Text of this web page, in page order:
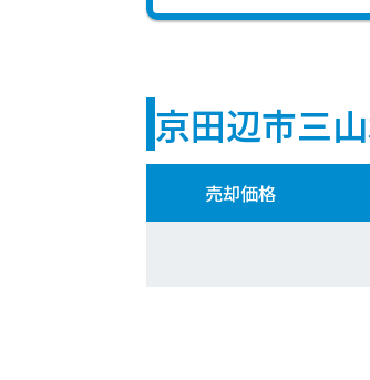
京田辺市三
売却価格